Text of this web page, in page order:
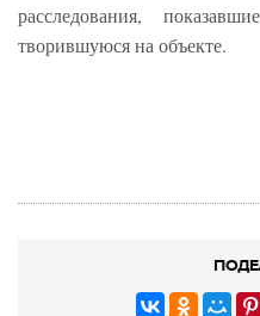
расследования,
творившуюся на объекте.